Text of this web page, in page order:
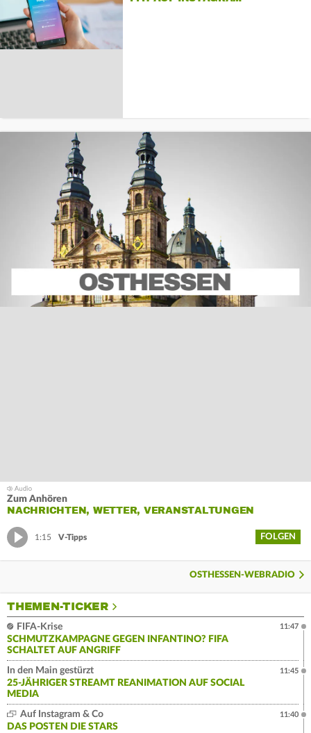
Zum Anhören
NACHRICHTEN, WETTER, VERANSTALTUNGEN
1:15 V-Tipps FOLGEN
OSTHESSEN-WEBRADIO
THEMEN-TICKER
FIFA-Krise
SCHMUTZKAMPAGNE GEGEN INFANTINO? FIFA
SCHALTET AUF ANGRIFF
11:47
In den Main gestürzt
25-JÄHRIGER STREAMT REANIMATION AUF SOCIAL
MEDIA
11:45
Auf Instagram & Co
DAS POSTEN DIE STARS
11:40